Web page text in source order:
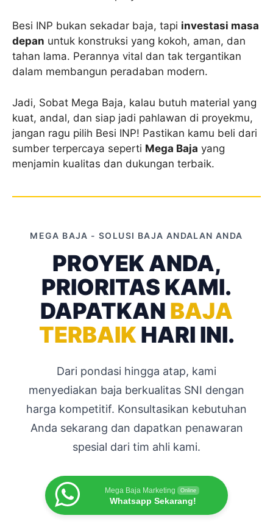
Besi INP bukan sekadar baja, tapi investasi masa
depan untuk konstruksi yang kokoh, aman, dan
tahan lama. Perannya vital dan tak tergantikan
dalam membangun peradaban modern.
Jadi, Sobat Mega Baja, kalau butuh material yang
kuat, andal, dan siap jadi pahlawan di proyekmu,
jangan ragu pilih Besi INP! Pastikan kamu beli dari
sumber terpercaya seperti Mega Baja yang
menjamin kualitas dan dukungan terbaik.
MEGA BAJA - SOLUSI BAJA ANDALAN ANDA
PROYEK ANDA,
PRIORITAS KAMI.
DAPATKAN BAJA
TERBAIK HARI INI.
Dari pondasi hingga atap, kami
menyediakan baja berkualitas SNI dengan
harga kompetitif. Konsultasikan kebutuhan
Anda sekarang dan dapatkan penawaran
spesial dari tim ahli kami.
Mega Baja Marketing Online
Whatsapp Sekarang!